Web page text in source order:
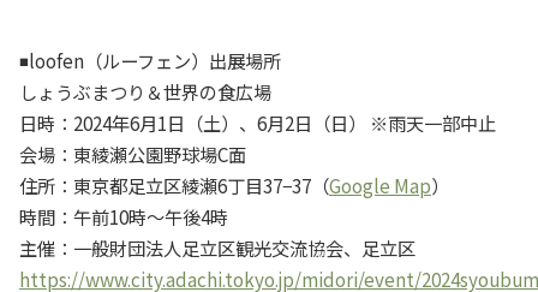
◾️loofen（ルーフェン）出展場所
しょうぶまつり＆世界の食広場
日時：2024年6月1日（土）、6月2日（日） ※雨天一部中止
会場：東綾瀬公園野球場C面
住所：東京都足立区綾瀬6丁目37−37（Google Map）
時間：午前10時〜午後4時
主催：一般財団法人足立区観光交流協会、足立区
https://www.city.adachi.tokyo.jp/midori/event/